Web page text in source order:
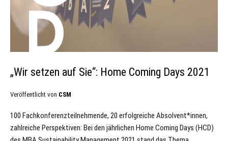
„Wir setzen auf Sie“: Home Coming Days 2021
Veröffentlicht von CSM
100 Fachkonferenzteilnehmende, 20 erfolgreiche Absolvent*innen,
zahlreiche Perspektiven: Bei den jährlichen Home Coming Days (HCD)